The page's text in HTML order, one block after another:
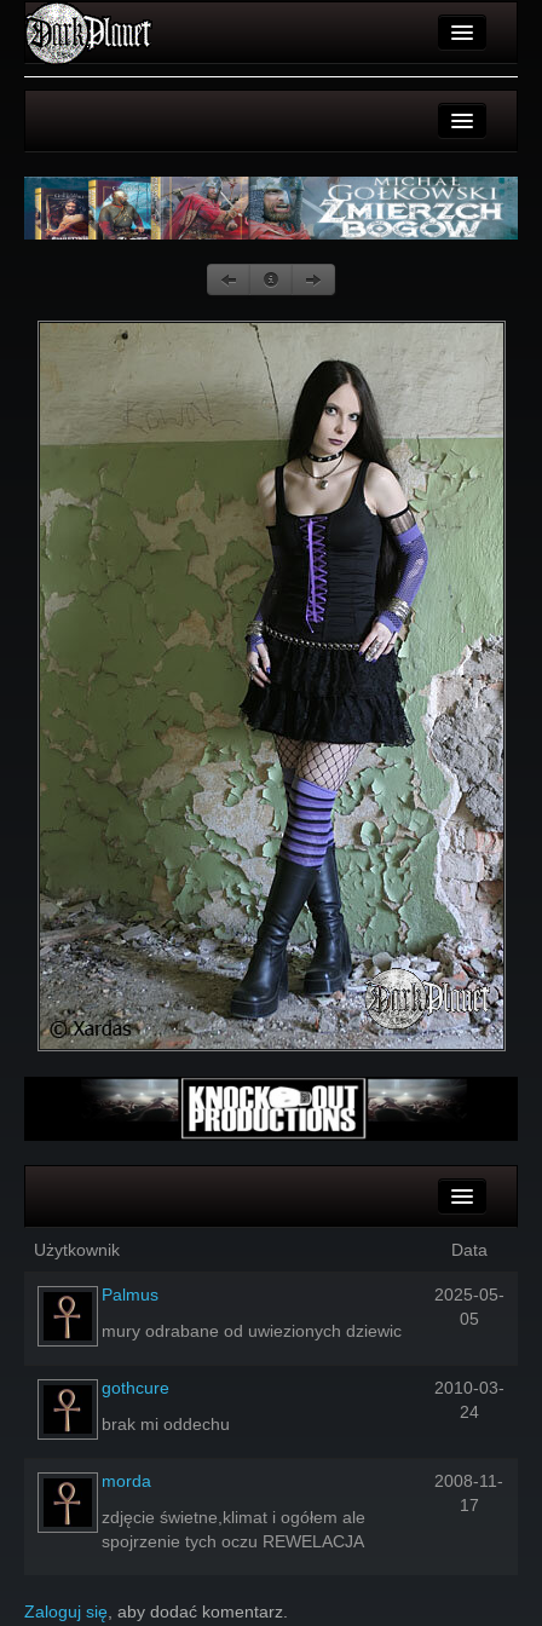
Artykuły
Galeria
Galerie użytkownika
Głosy
Użytkownik Data
Palmus
mury odrabane od uwiezionych dziewic
2025-05-
05
gothcure
brak mi oddechu
2010-03-
24
morda
zdjęcie świetne,klimat i ogółem ale
spojrzenie tych oczu REWELACJA
2008-11-
17
Zaloguj się , aby dodać komentarz.